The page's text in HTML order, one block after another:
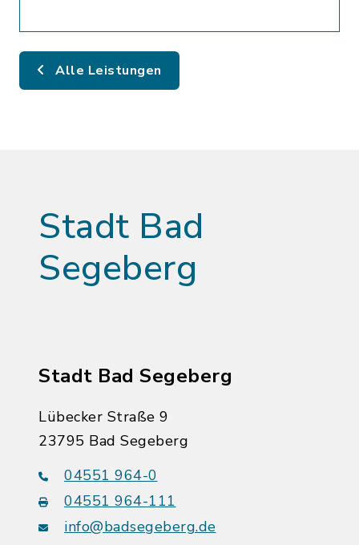
Alle Leistungen
Stadt Bad
Segeberg
Stadt Bad Segeberg
Lübecker Straße 9
23795 Bad Segeberg
04551 964-0
04551 964-111
info@badsegeberg.de